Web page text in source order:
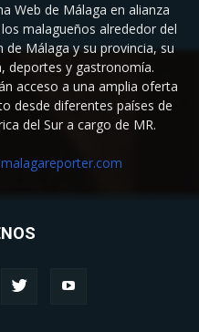
Web de Málaga en alianza
malagueños alrededor del
Málaga y su provincia, su
deportes y gastronomía.
acceso a una amplia oferta
desde diferentes países de
del Sur a cargo de MR.